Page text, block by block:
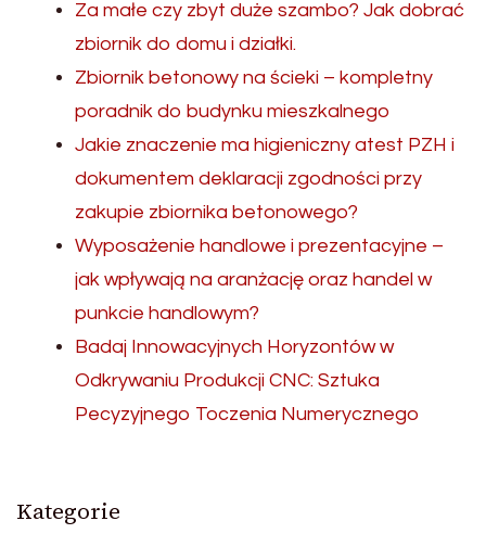
Za małe czy zbyt duże szambo? Jak dobrać
zbiornik do domu i działki.
Zbiornik betonowy na ścieki – kompletny
poradnik do budynku mieszkalnego
Jakie znaczenie ma higieniczny atest PZH i
dokumentem deklaracji zgodności przy
zakupie zbiornika betonowego?
Wyposażenie handlowe i prezentacyjne –
jak wpływają na aranżację oraz handel w
punkcie handlowym?
Badaj Innowacyjnych Horyzontów w
Odkrywaniu Produkcji CNC: Sztuka
Pecyzyjnego Toczenia Numerycznego
Kategorie